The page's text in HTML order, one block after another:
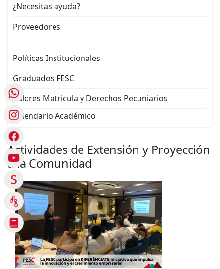
¿Necesitas ayuda?
Proveedores
Políticas Institucionales
Graduados FESC
Valores Matricula y Derechos Pecuniarios
Calendario Académico
Actividades de Extensión y Proyección
a la Comunidad